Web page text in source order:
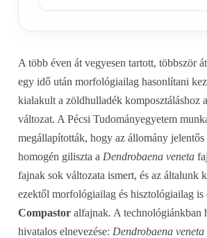
A több éven át vegyesen tartott, többször
egy idő után morfológiailag hasonlítani
kialakult a zöldhulladék komposztáláshoz
változat. A Pécsi Tudományegyetem
megállapították, hogy az állomány jelentős
homogén giliszta a Dendrobaena veneta
fajnak sok változata ismert, és az általunk
ezektől morfológiailag és hisztológiailag is
Compastor alfajnak. A technológiánkban
hivatalos elnevezése: Dendrobaena